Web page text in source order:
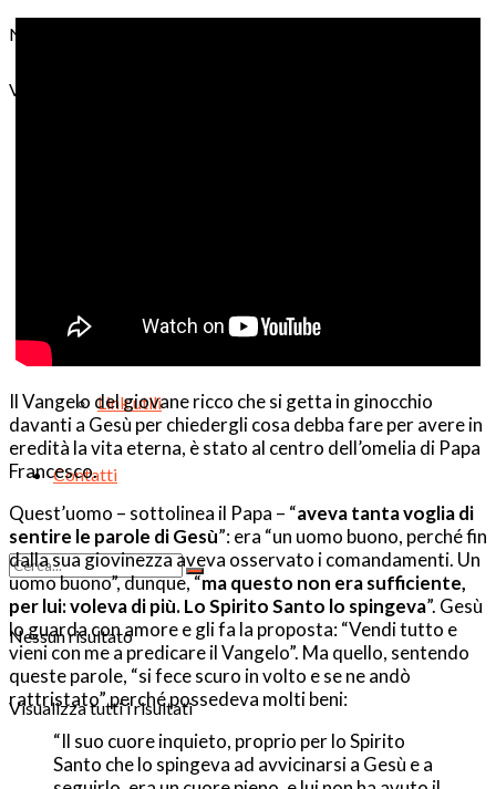
Nessun risultato
Visualizza tutti i risultati
Appuntamenti
Link utili
Contatti
Nessun risultato
Visualizza tutti i risultati
Il Vangelo del giovane ricco che si getta in ginocchio
davanti a Gesù per chiedergli cosa debba fare per avere in
eredità la vita eterna, è stato al centro dell’omelia di Papa
Francesco.
Quest’uomo – sottolinea il Papa – “aveva tanta voglia di
sentire le parole di Gesù”: era “un uomo buono, perché fin
dalla sua giovinezza aveva osservato i comandamenti. Un
uomo buono”, dunque, “ma questo non era sufficiente,
per lui: voleva di più. Lo Spirito Santo lo spingeva”. Gesù
lo guarda con amore e gli fa la proposta: “Vendi tutto e
vieni con me a predicare il Vangelo”. Ma quello, sentendo
queste parole, “si fece scuro in volto e se ne andò
rattristato” perché possedeva molti beni:
“Il suo cuore inquieto, proprio per lo Spirito
Santo che lo spingeva ad avvicinarsi a Gesù e a